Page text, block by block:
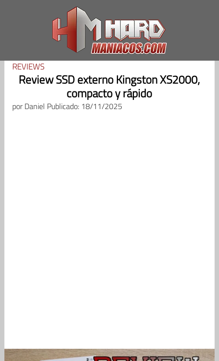
REVIEWS
Review SSD externo Kingston XS2000,
compacto y rápido
porDaniel Publicado: 18/11/2025